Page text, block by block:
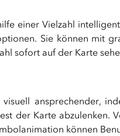
einer Vielzahl
Sie können mit
sofort auf der Karte
ansprechender,
der Karte
können